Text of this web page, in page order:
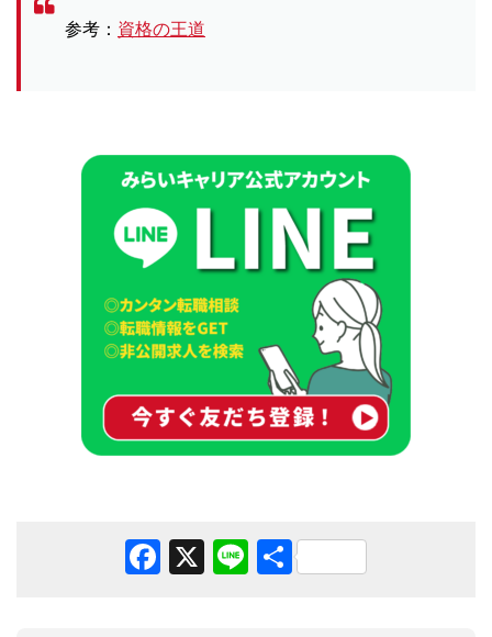
参考： 資格の王道
Facebook
X Line共